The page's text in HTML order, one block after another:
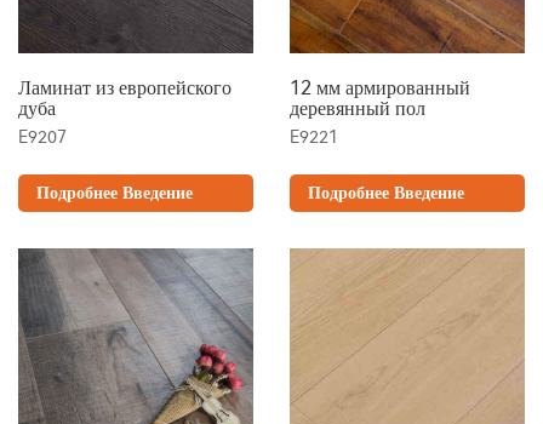
Ламинат из европейского
дуба
E9207
Подробнее Введение
12 мм армированный
деревянный пол
E9221
Подробнее Введение